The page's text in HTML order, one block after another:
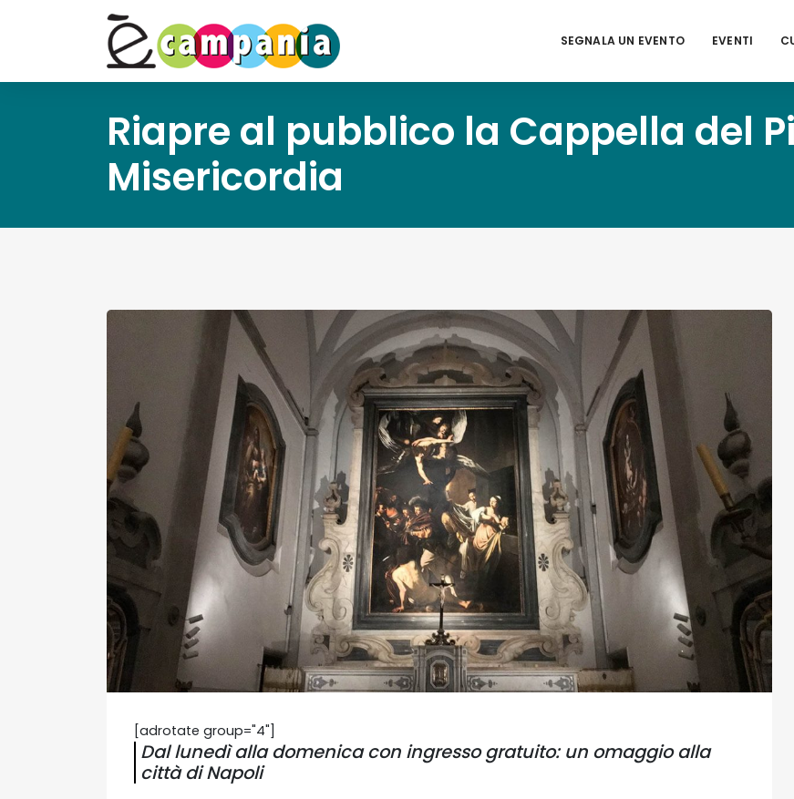
SEGNALA UN EVENTO EVENTI
Riapre al pubblico la Cappella del
Misericordia
[adrotate group="4"]
Dal lunedì alla domenica con ingresso gratuito: un omaggio alla
città di Napoli